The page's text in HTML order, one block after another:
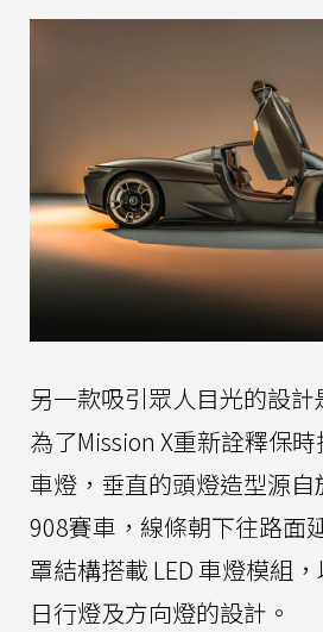
另一款吸引眾人目光的設
為了Mission X重新詮釋保
車燈，垂直的頭燈造型源
908賽車，線條朝下往路面
罩結構搭載 LED 車燈模組
日行燈及方向燈的設計。